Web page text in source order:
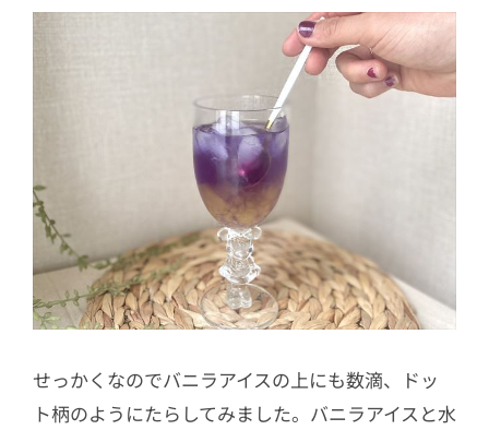
せっかくなのでバニラアイスの上にも数滴、ドッ
ト柄のようにたらしてみました。バニラアイスと水